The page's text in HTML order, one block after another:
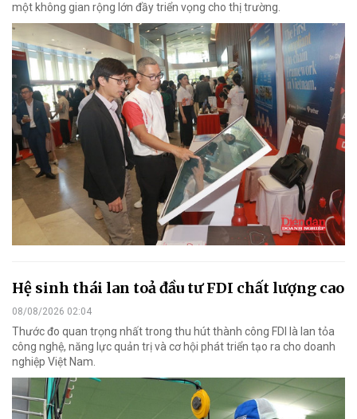
một không gian rộng lớn đầy triển vọng cho thị trường.
Hệ sinh thái lan toả đầu tư FDI chất lượng cao
08/08/2026 02:04
Thước đo quan trọng nhất trong thu hút thành công FDI là lan tỏa
công nghệ, năng lực quản trị và cơ hội phát triển tạo ra cho doanh
nghiệp Việt Nam.